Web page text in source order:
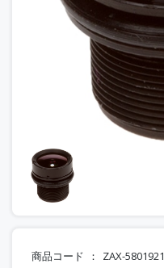
商品コード ZAX-5801921